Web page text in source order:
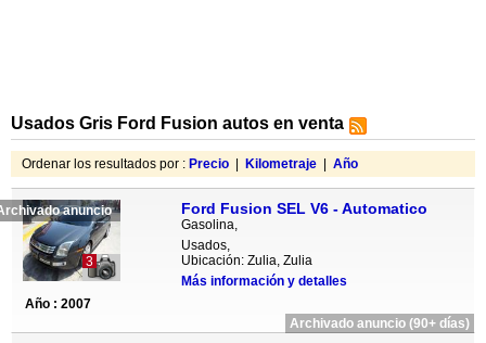
Usados Gris Ford Fusion autos en venta
Ordenar los resultados por : Precio Kilometraje Año
anuncio
3
Ford Fusion SEL V6 - Automatico
Gasolina,
Usados,
Ubicación: Zulia, Zulia
Más información y detalles
Año : 2007
Archivado anuncio (90+ días)